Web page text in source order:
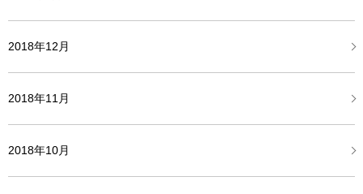
2018年12月
2018年11月
2018年10月